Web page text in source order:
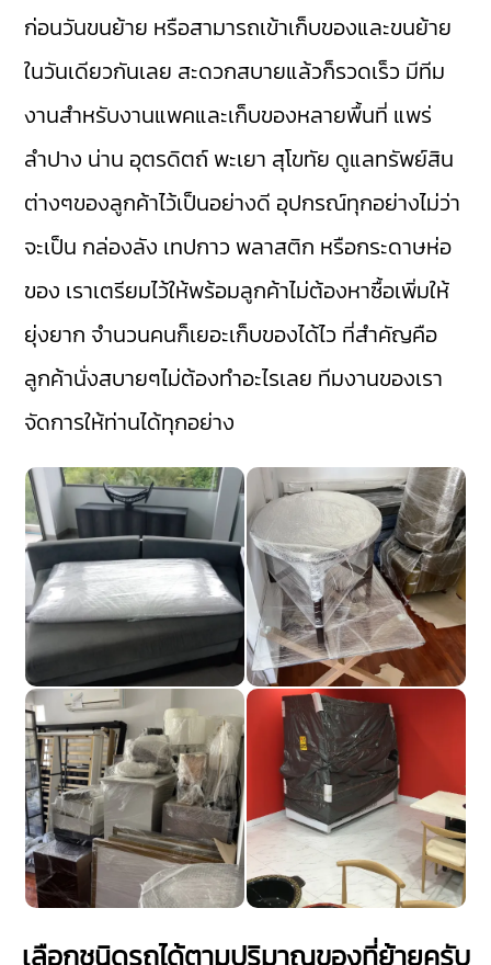
ก่อนวันขนย้าย หรือสามารถเข้าเก็บของและขนย้าย
ในวันเดียวกันเลย สะดวกสบายแล้วก็รวดเร็ว มีทีม
งานสำหรับงานแพคและเก็บของหลายพื้นที่ แพร่
ลำปาง น่าน อุตรดิตถ์ พะเยา สุโขทัย ดูแลทรัพย์สิน
ต่างๆของลูกค้าไว้เป็นอย่างดี อุปกรณ์ทุกอย่างไม่ว่า
จะเป็น กล่องลัง เทปกาว พลาสติก หรือกระดาษห่อ
ของ เราเตรียมไว้ให้พร้อมลูกค้าไม่ต้องหาซื้อเพิ่มให้
ยุ่งยาก จำนวนคนก็เยอะเก็บของได้ไว ที่สำคัญคือ
ลูกค้านั่งสบายๆไม่ต้องทำอะไรเลย ทีมงานของเรา
จัดการให้ท่านได้ทุกอย่าง
เลือกชนิดรถได้ตามปริมาณของที่ย้ายครับ